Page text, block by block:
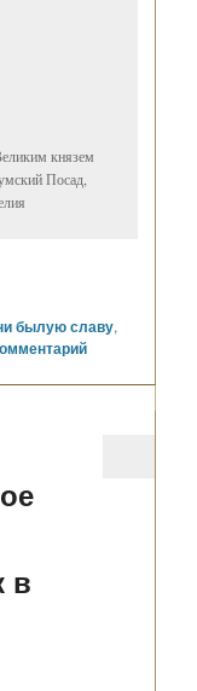
князем
Посад,
былую славу,
в